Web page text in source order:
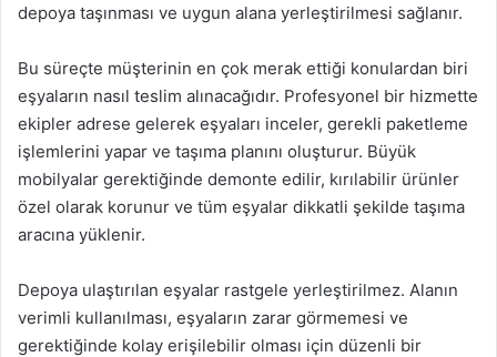
depoya taşınması ve uygun alana yerleştirilmesi sağlanır.
Bu süreçte müşterinin en çok merak ettiği konulardan biri
eşyaların nasıl teslim alınacağıdır. Profesyonel bir hizmette
ekipler adrese gelerek eşyaları inceler, gerekli paketleme
işlemlerini yapar ve taşıma planını oluşturur. Büyük
mobilyalar gerektiğinde demonte edilir, kırılabilir ürünler
özel olarak korunur ve tüm eşyalar dikkatli şekilde taşıma
aracına yüklenir.
Depoya ulaştırılan eşyalar rastgele yerleştirilmez. Alanın
verimli kullanılması, eşyaların zarar görmemesi ve
gerektiğinde kolay erişilebilir olması için düzenli bir